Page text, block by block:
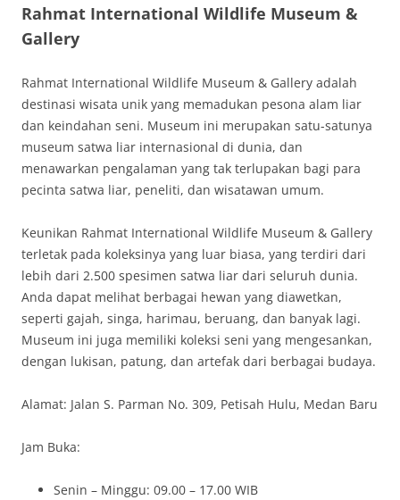
Rahmat International Wildlife Museum &
Gallery
Rahmat International Wildlife Museum & Gallery adalah
destinasi wisata unik yang memadukan pesona alam liar
dan keindahan seni. Museum ini merupakan satu-satunya
museum satwa liar internasional di dunia, dan
menawarkan pengalaman yang tak terlupakan bagi para
pecinta satwa liar, peneliti, dan wisatawan umum.
Keunikan Rahmat International Wildlife Museum & Gallery
terletak pada koleksinya yang luar biasa, yang terdiri dari
lebih dari 2.500 spesimen satwa liar dari seluruh dunia.
Anda dapat melihat berbagai hewan yang diawetkan,
seperti gajah, singa, harimau, beruang, dan banyak lagi.
Museum ini juga memiliki koleksi seni yang mengesankan,
dengan lukisan, patung, dan artefak dari berbagai budaya.
Alamat: Jalan S. Parman No. 309, Petisah Hulu, Medan Baru
Jam Buka:
Senin – Minggu: 09.00 – 17.00 WIB